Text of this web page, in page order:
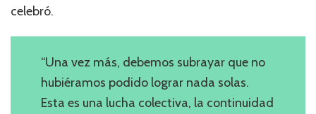
celebró.
“Una vez más, debemos subrayar que no
hubiéramos podido lograr nada solas.
Esta es una lucha colectiva, la continuidad